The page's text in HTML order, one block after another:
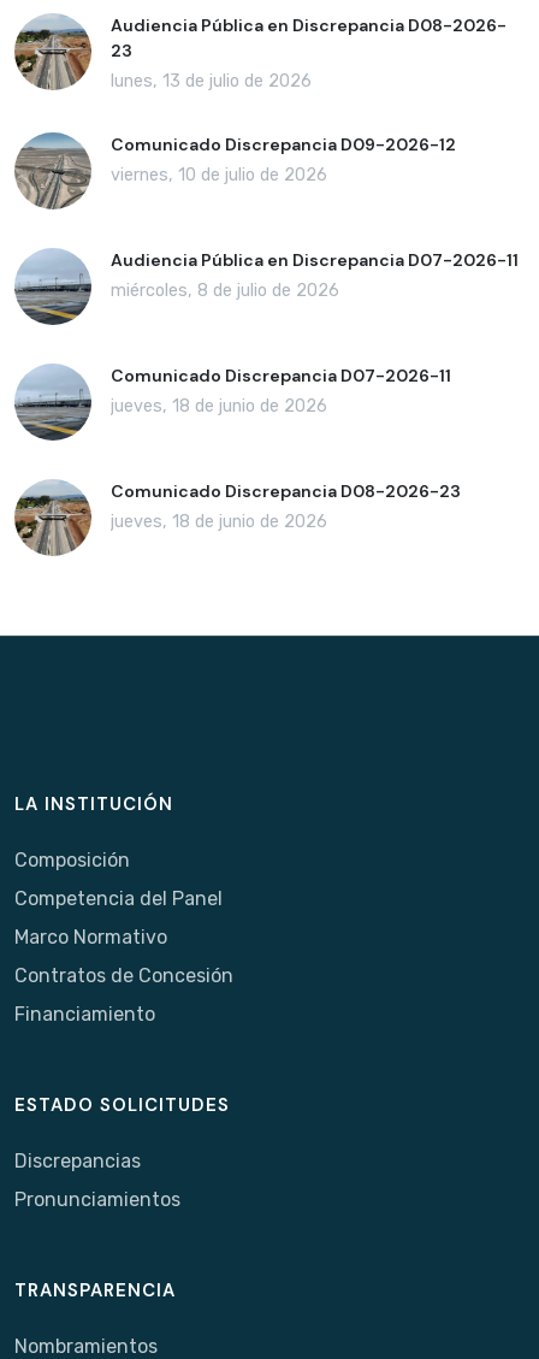
Audiencia Pública en Discrepancia D08-2026-
23
lunes, 13 de julio de 2026
Comunicado Discrepancia D09-2026-12
viernes, 10 de julio de 2026
Audiencia Pública en Discrepancia D07-2026-11
miércoles, 8 de julio de 2026
Comunicado Discrepancia D07-2026-11
jueves, 18 de junio de 2026
Comunicado Discrepancia D08-2026-23
jueves, 18 de junio de 2026
LA INSTITUCIÓN
Composición
Competencia del Panel
Marco Normativo
Contratos de Concesión
Financiamiento
ESTADO SOLICITUDES
Discrepancias
Pronunciamientos
TRANSPARENCIA
Nombramientos